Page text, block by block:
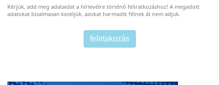
Kérjük, add meg adataidat a hírlevélre történő feliratkozáshoz! A megadott
adatokat bizalmasan kezeljük, azokat harmadik félnek át nem adjuk.